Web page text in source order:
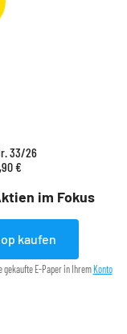
im Fokus
33/26
€
kaufen
gekaufte E-Paper in Ihrem Konto